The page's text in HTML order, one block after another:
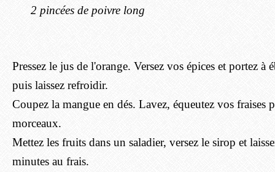
2 pincées de poivre long
Pressez le jus de l'orange. Versez vos épices et portez
puis laissez refroidir.
Coupez la mangue en dés. Lavez, équeutez vos fraises
morceaux.
Mettez les fruits dans un saladier, versez le sirop et
minutes au frais.